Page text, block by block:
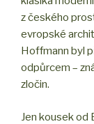
z českého
evropské
Hoffmann byl
odpůrcem –
zločin.
Jen kousek od